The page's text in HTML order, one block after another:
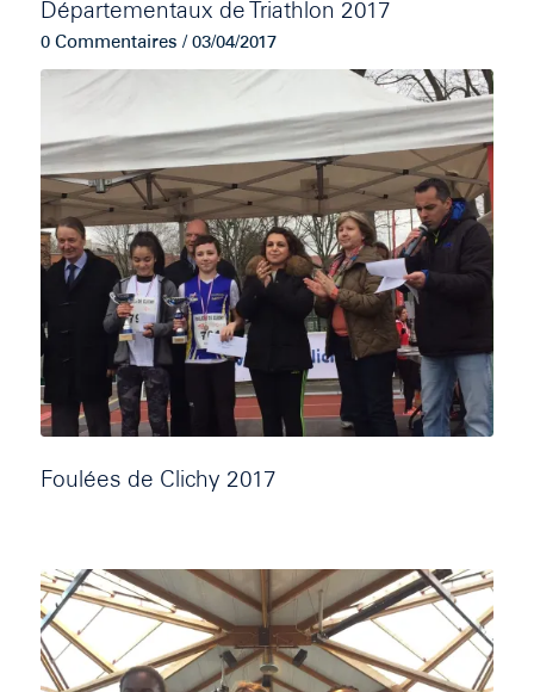
Départementaux de Triathlon 2017
0 Commentaires / 03/04/2017
Foulées de Clichy 2017